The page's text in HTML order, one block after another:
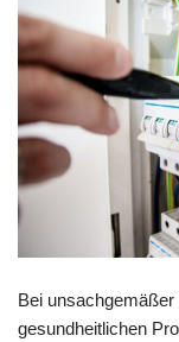
Bei
gesundheitlichen